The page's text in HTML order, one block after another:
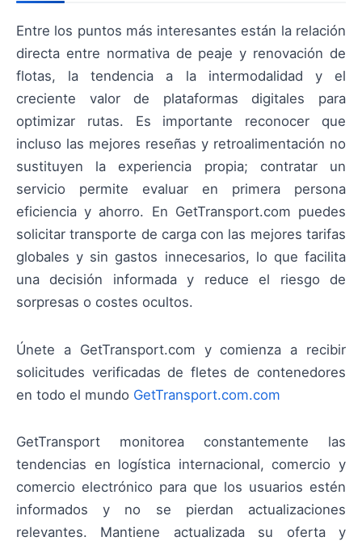
Entre los puntos más interesantes están la relación
directa entre normativa de peaje y renovación de
flotas, la tendencia a la intermodalidad y el
creciente valor de plataformas digitales para
optimizar rutas. Es importante reconocer que
incluso las mejores reseñas y retroalimentación no
sustituyen la experiencia propia; contratar un
servicio permite evaluar en primera persona
eficiencia y ahorro. En GetTransport.com puedes
solicitar transporte de carga con las mejores tarifas
globales y sin gastos innecesarios, lo que facilita
una decisión informada y reduce el riesgo de
sorpresas o costes ocultos.
Únete a GetTransport.com y comienza a recibir
solicitudes verificadas de fletes de contenedores
en todo el mundo GetTransport.com.com
GetTransport monitorea constantemente las
tendencias en logística internacional, comercio y
comercio electrónico para que los usuarios estén
informados y no se pierdan actualizaciones
relevantes. Mantiene actualizada su oferta y